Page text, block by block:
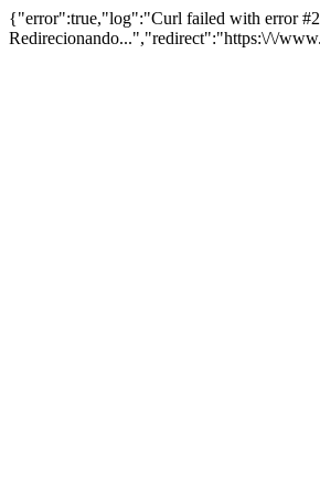
{"error":true,"log":"Curl failed with error
Redirecionando...","redirect":"https:\/\/